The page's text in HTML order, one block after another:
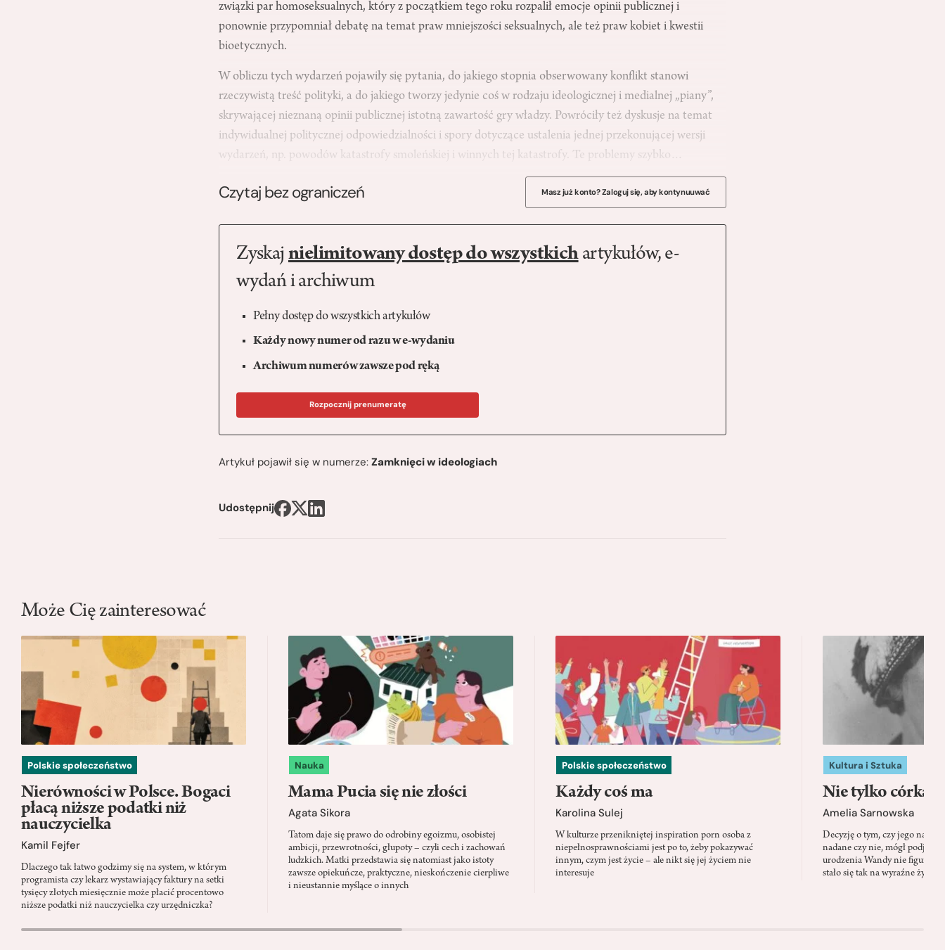
związki par homoseksualnych, który z początkiem tego roku rozpalił emocje opinii publicznej i
ponownie przypomniał debatę na temat praw mniejszości seksualnych, ale też praw kobiet i kwestii
bioetycznych.
W obliczu tych wydarzeń pojawiły się pytania, do jakiego stopnia obserwowany konflikt stanowi
rzeczywistą treść polityki, a do jakiego tworzy jedynie coś w rodzaju ideologicznej i medialnej „piany”,
skrywającej nieznaną opinii publicznej istotną zawartość gry władzy. Powróciły też dyskusje na temat
indywidualnej politycznej odpowiedzialności i spory dotyczące ustalenia jednej przekonującej wersji
wydarzeń, np. powodów katastrofy smoleńskiej i winnych tej katastrofy. Te problemy szybko…
Czytaj bez ograniczeń Masz już konto? Zaloguj się, aby kontynuuwać
Zyskaj nielimitowany dostęp do wszystkichartykułów, e-
wydań i archiwum
Pełny dostęp do wszystkich artykułów
Każdy nowy numer od razu w e-wydaniu
Archiwum numerów zawsze pod ręką
Rozpocznij prenumeratę
Artykuł pojawił się w numerze:Zamknięci w ideologiach
Udostępnij
Może Cię zainteresować
Polskie społeczeństwo
Nierówności w Polsce. Bogaci
płacą niższe podatki niż
nauczycielka
Kamil Fejfer
Dlaczego tak łatwo godzimy się na system, w którym
programista czy lekarz wystawiający faktury na setki
tysięcy złotych miesięcznie może płacić procentowo
niższe podatki niż nauczycielka czy urzędniczka?
Nauka
Mama Pucia się nie złości
Agata Sikora
Tatom daje się prawo do odrobiny egoizmu, osobistej
ambicji, przewrotności, głupoty – czyli cech i zachowań
ludzkich. Matki przedstawia się natomiast jako istoty
zawsze opiekuńcze, praktyczne, nieskończenie cierpliwe
i nieustannie myślące o innych
Polskie społeczeństwo
Każdy coś ma
Karolina Sulej
W kulturze przenikniętej inspiration porn osoba z
niepełnosprawnościami jest po to, żeby pokazywać
innym, czym jest życie – ale nikt się jej życiem nie
interesuje
Kultura i Sztuka
Nie tylko córka
Amelia Sarnowska
Decyzję o tym, czy jego
nadane czy nie, mógł podjąć
urodzenia Wandy nie figuruje
stało się tak na wyraźne